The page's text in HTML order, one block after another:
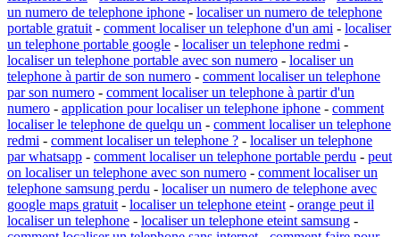
un numero de telephone iphone - localiser un numero de telephone
portable gratuit - comment localiser un telephone d'un ami - localiser
un telephone portable google - localiser un telephone redmi -
localiser un telephone portable avec son numero - localiser un
telephone à partir de son numero - comment localiser un telephone
par son numero - comment localiser un telephone à partir d'un
numero - application pour localiser un telephone iphone - comment
localiser le telephone de quelqu un - comment localiser un telephone
redmi - comment localiser un telephone ? - localiser un telephone
par whatsapp - comment localiser un telephone portable perdu - peut
on localiser un telephone avec son numero - comment localiser un
telephone samsung perdu - localiser un numero de telephone avec
google maps gratuit - localiser un telephone eteint - orange peut il
localiser un telephone - localiser un telephone eteint samsung -